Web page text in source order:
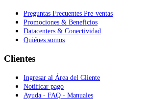
Preguntas Frecuentes Pre-ventas
Promociones & Beneficios
Datacenters & Conectividad
Quiénes somos
Clientes
Ingresar al Área del Cliente
Notificar pago
Ayuda - FAQ - Manuales